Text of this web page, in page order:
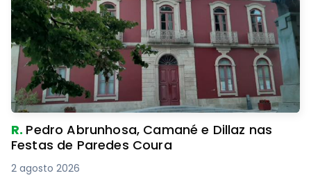
R. Pedro Abrunhosa, Camané e Dillaz nas
Festas de Paredes Coura
2 agosto 2026